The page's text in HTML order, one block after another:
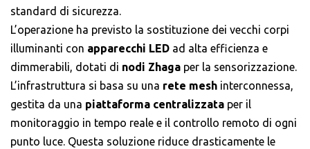
standard di sicurezza.
L’operazione ha previsto la sostituzione dei vecchi corpi
illuminanti con apparecchi LED ad alta efficienza e
dimmerabili, dotati di nodi Zhaga per la sensorizzazione.
L’infrastruttura si basa su una rete mesh interconnessa,
gestita da una piattaforma centralizzata per il
monitoraggio in tempo reale e il controllo remoto di ogni
punto luce. Questa soluzione riduce drasticamente le